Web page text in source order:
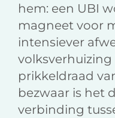
hem: een UBI
magneet voor
intensiever
volksverhuizing
prikkeldraad
bezwaar is het
verbinding